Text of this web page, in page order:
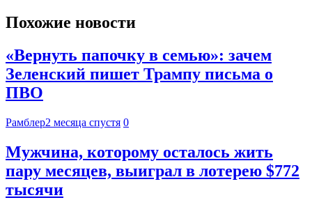
Похожие новости
«Вернуть папочку в семью»: зачем
Зеленский пишет Трампу письма о
ПВО
Рамблер2 месяца спустя 0
Мужчина, которому осталось жить
пару месяцев, выиграл в лотерею $772
тысячи